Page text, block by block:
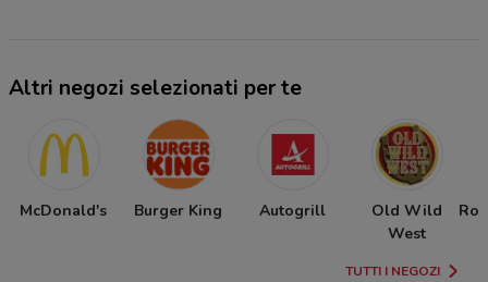
Altri negozi selezionati per te
McDonald's Burger King Autogrill
Old Wild
West
TUTTI I NEGOZI